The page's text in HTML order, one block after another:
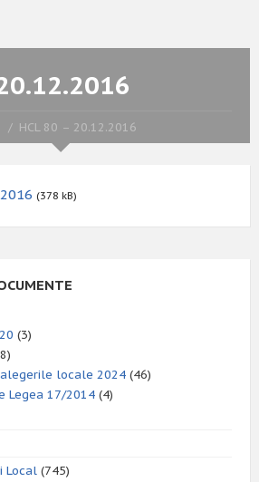
HCL 80 – 20.12.2016
(378 kB)
(3)
locale 2024 (46)
Legea 17/2014 (4)
Local (745)